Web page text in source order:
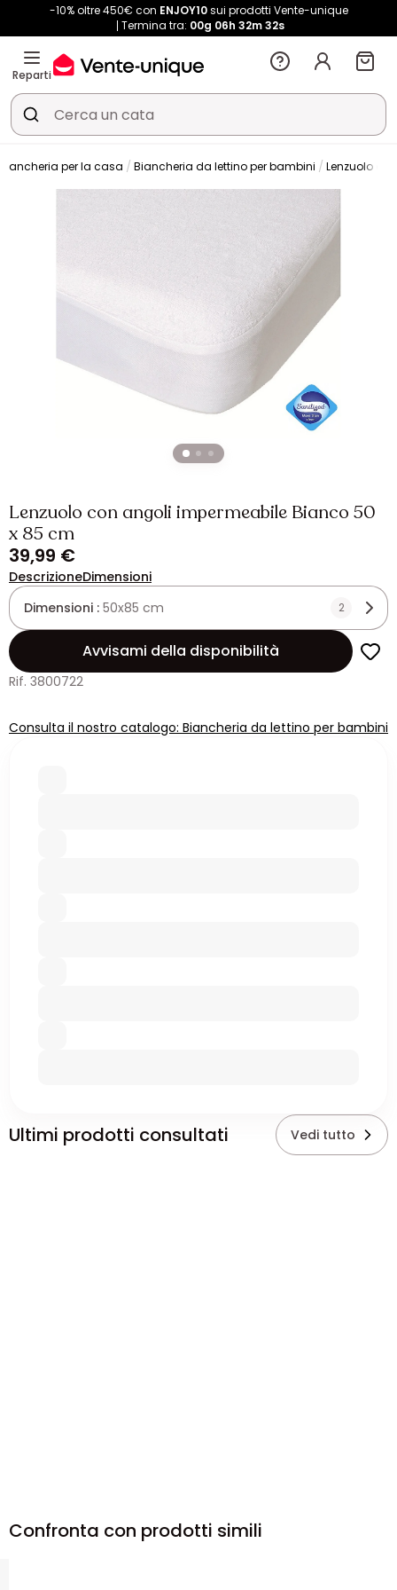
-10% oltre 450€ con ENJOY10sui prodotti Vente-unique
Termina tra: 00g 06h 32m 31s
Reparti
Biancheria per la casa Biancheria da lettino per bambini Lenzuolo
Lenzuolo con angoli impermeabile Bianco 50
x 85 cm
39,99 €
DescrizioneDimensioni
Dimensioni : 50x85 cm 2
Avvisami della disponibilità
Rif. 3800722
Consulta il nostro catalogo: Biancheria da lettino per bambini
Ultimi prodotti consultati Vedi tutto
Confronta con prodotti simili